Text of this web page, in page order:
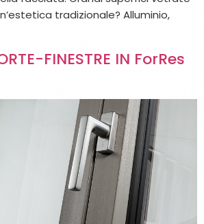
tradizionale? Alluminio,
FINESTRE IN ForRes